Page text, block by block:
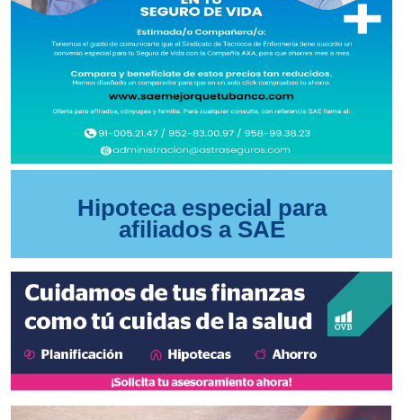
Hipoteca especial para
afiliados a SAE